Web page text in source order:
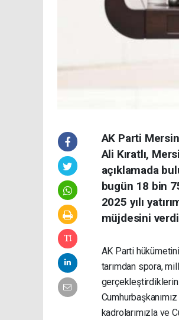
AK Parti
Ali Kıratlı,
açıklamada
bugün 18 bin
2025 yılı
müjdesini
AK Parti
tarımdan spora,
kadrolarımızla ve